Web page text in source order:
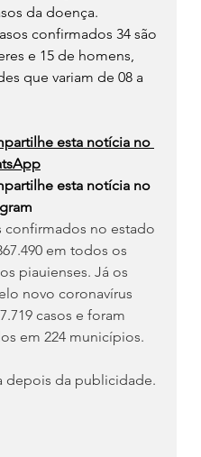
da doença.
confirmados 34 são
e 15 de homens,
que variam de 08 a
esta notícia no
esta notícia no
confirmados no estado
em todos os
piauienses. Já os
novo coronavírus
casos e foram
em 224 municípios.
depois da publicidade.